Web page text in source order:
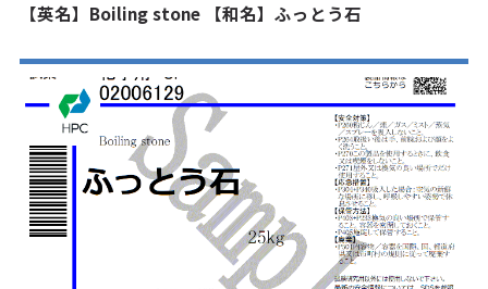
【英名】Boiling stone 【和名】ふっとう石